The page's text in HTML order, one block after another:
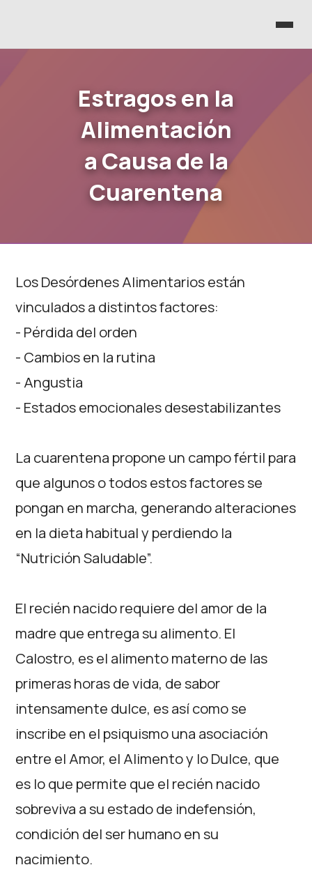
Estragos en la
Alimentación
a Causa de la
Cuarentena
Los Desórdenes Alimentarios están
vinculados a distintos factores:
- Pérdida del orden
- Cambios en la rutina
- Angustia
- Estados emocionales desestabilizantes
La cuarentena propone un campo fértil para
que algunos o todos estos factores se
pongan en marcha, generando alteraciones
en la dieta habitual y perdiendo la
“Nutrición Saludable”.
El recién nacido requiere del amor de la
madre que entrega su alimento. El
Calostro, es el alimento materno de las
primeras horas de vida, de sabor
intensamente dulce, es así como se
inscribe en el psiquismo una asociación
entre el Amor, el Alimento y lo Dulce, que
es lo que permite que el recién nacido
sobreviva a su estado de indefensión,
condición del ser humano en su
nacimiento.